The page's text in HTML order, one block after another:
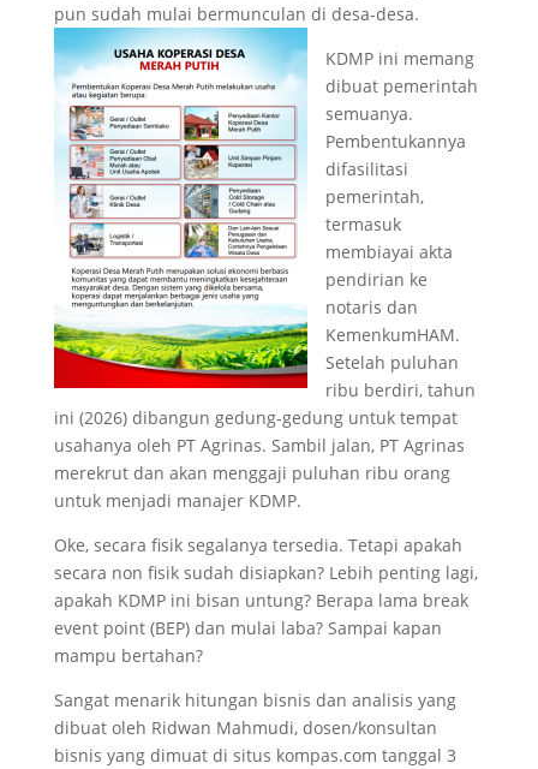
pun sudah mulai bermunculan di desa-desa.
KDMP ini memang
dibuat pemerintah
semuanya.
Pembentukannya
difasilitasi
pemerintah,
termasuk
membiayai akta
pendirian ke
notaris dan
KemenkumHAM.
Setelah puluhan
ribu berdiri, tahun
ini (2026) dibangun gedung-gedung untuk tempat
usahanya oleh PT Agrinas. Sambil jalan, PT Agrinas
merekrut dan akan menggaji puluhan ribu orang
untuk menjadi manajer KDMP.
Oke, secara fisik segalanya tersedia. Tetapi apakah
secara non fisik sudah disiapkan? Lebih penting lagi,
apakah KDMP ini bisan untung? Berapa lama break
event point (BEP) dan mulai laba? Sampai kapan
mampu bertahan?
Sangat menarik hitungan bisnis dan analisis yang
dibuat oleh Ridwan Mahmudi, dosen/konsultan
bisnis yang dimuat di situs kompas.com tanggal 3